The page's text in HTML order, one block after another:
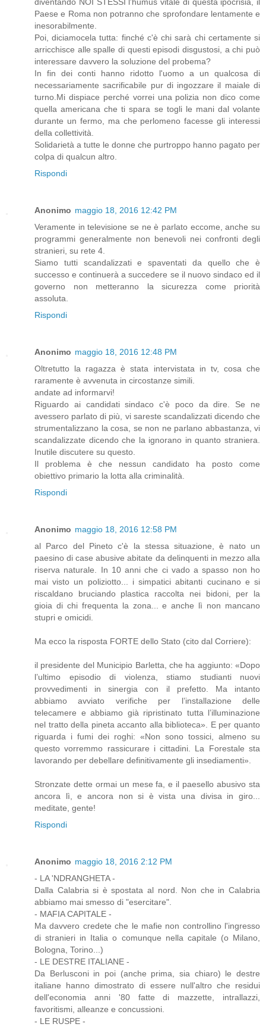
Paese e Roma non potranno che sprofondare lentamente e
inesorabilmente.
Poi, diciamocela tutta: finché c'è chi sarà chi certamente si
arricchisce alle spalle di questi episodi disgustosi, a chi può
interessare davvero la soluzione del probema?
In fin dei conti hanno ridotto l'uomo a un qualcosa di
necessariamente sacrificabile pur di ingozzare il maiale di
turno.Mi dispiace perché vorrei una polizia non dico come
quella americana che ti spara se togli le mani dal volante
durante un fermo, ma che perlomeno facesse gli interessi
della collettività.
Solidarietà a tutte le donne che purtroppo hanno pagato per
colpa di qualcun altro.
Rispondi
Anonimo maggio 18, 2016 12:42 PM
Veramente in televisione se ne è parlato eccome, anche su
programmi generalmente non benevoli nei confronti degli
stranieri, su rete 4.
Siamo tutti scandalizzati e spaventati da quello che è
successo e continuerà a succedere se il nuovo sindaco ed il
governo non metteranno la sicurezza come priorità
assoluta.
Rispondi
Anonimo maggio 18, 2016 12:48 PM
Oltretutto la ragazza è stata intervistata in tv, cosa che
raramente è avvenuta in circostanze simili.
andate ad informarvi!
Riguardo ai candidati sindaco c'è poco da dire. Se ne
avessero parlato di più, vi sareste scandalizzati dicendo che
strumentalizzano la cosa, se non ne parlano abbastanza, vi
scandalizzate dicendo che la ignorano in quanto straniera.
Inutile discutere su questo.
Il problema è che nessun candidato ha posto come
obiettivo primario la lotta alla criminalità.
Rispondi
Anonimo maggio 18, 2016 12:58 PM
al Parco del Pineto c'è la stessa situazione, è nato un
paesino di case abusive abitate da delinquenti in mezzo alla
riserva naturale. In 10 anni che ci vado a spasso non ho
mai visto un poliziotto... i simpatici abitanti cucinano e si
riscaldano bruciando plastica raccolta nei bidoni, per la
gioia di chi frequenta la zona... e anche lì non mancano
stupri e omicidi.
Ma ecco la risposta FORTE dello Stato (cito dal Corriere):
il presidente del Municipio Barletta, che ha aggiunto: «Dopo
l’ultimo episodio di violenza, stiamo studianti nuovi
provvedimenti in sinergia con il prefetto. Ma intanto
abbiamo avviato verifiche per l’installazione delle
telecamere e abbiamo già ripristinato tutta l’illuminazione
nel tratto della pineta accanto alla biblioteca». E per quanto
riguarda i fumi dei roghi: «Non sono tossici, almeno su
questo vorremmo rassicurare i cittadini. La Forestale sta
lavorando per debellare definitivamente gli insediamenti».
Stronzate dette ormai un mese fa, e il paesello abusivo sta
ancora lì, e ancora non si è vista una divisa in giro...
meditate, gente!
Rispondi
Anonimo maggio 18, 2016 2:12 PM
- LA 'NDRANGHETA -
Dalla Calabria si è spostata al nord. Non che in Calabria
abbiamo mai smesso di "esercitare".
- MAFIA CAPITALE -
Ma davvero credete che le mafie non controllino l'ingresso
di stranieri in Italia o comunque nella capitale (o Milano,
Bologna, Torino...)
- LE DESTRE ITALIANE -
Da Berlusconi in poi (anche prima, sia chiaro) le destre
italiane hanno dimostrato di essere null'altro che residui
dell'economia anni '80 fatte di mazzette, intrallazzi,
favoritismi, alleanze e concussioni.
- LE RUSPE -